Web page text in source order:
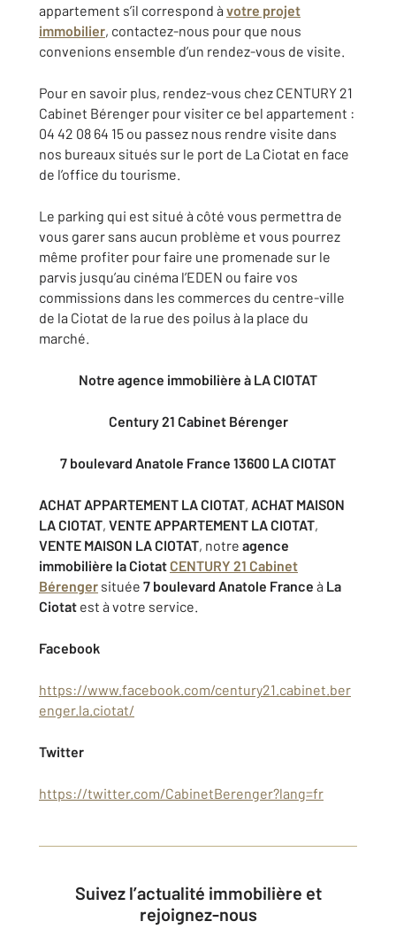
appartement s’il correspond à votre projet
immobilier, contactez-nous pour que nous
convenions ensemble d’un rendez-vous de visite.
Pour en savoir plus, rendez-vous chez CENTURY 21
Cabinet Bérenger pour visiter ce bel appartement :
04 42 08 64 15 ou passez nous rendre visite dans
nos bureaux situés sur le port de La Ciotat en face
de l’office du tourisme.
Le parking qui est situé à côté vous permettra de
vous garer sans aucun problème et vous pourrez
même profiter pour faire une promenade sur le
parvis jusqu’au cinéma l’EDEN ou faire vos
commissions dans les commerces du centre-ville
de la Ciotat de la rue des poilus à la place du
marché.
Notre agence immobilière à LA CIOTAT
Century 21 Cabinet Bérenger
7 boulevard Anatole France 13600 LA CIOTAT
ACHAT APPARTEMENT LA CIOTAT, ACHAT MAISON
LA CIOTAT, VENTE APPARTEMENT LA CIOTAT,
VENTE MAISON LA CIOTAT, notre agence
immobilière la Ciotat CENTURY 21 Cabinet
Bérenger située 7 boulevard Anatole France à La
Ciotat est à votre service.
Facebook
https://www.facebook.com/century21.cabinet.ber
enger.la.ciotat/
Twitter
https://twitter.com/CabinetBerenger?lang=fr
Suivez l’actualité immobilière et
rejoignez-nous